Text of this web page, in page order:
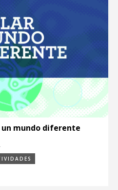
mundo diferente